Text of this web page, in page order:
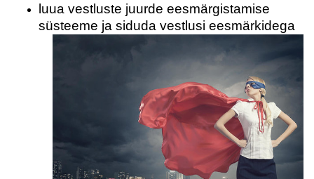
luua vestluste juurde eesmärgistamise
süsteeme ja siduda vestlusi eesmärkidega